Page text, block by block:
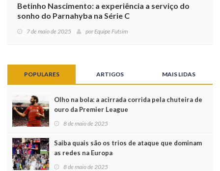
Betinho Nascimento: a experiência a serviço do
sonho do Parnahyba na Série C
7 de maio de 2025 por Equipe Futsim
POPULARES ARTIGOS MAIS LIDAS
Olho na bola: a acirrada corrida pela chuteira de
ouro da Premier League
8 de maio de 2025
Saiba quais são os trios de ataque que dominam
as redes na Europa
8 de maio de 2025